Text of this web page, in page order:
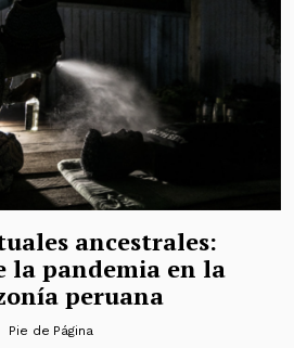
ancestrales:
la pandemia en la
peruana
Pie de Página